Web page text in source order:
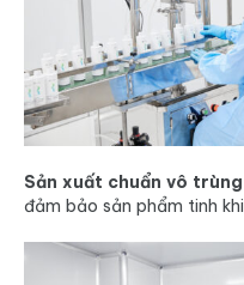
Sản xuất chuẩn vô trùng
đảm bảo sản phẩm tinh